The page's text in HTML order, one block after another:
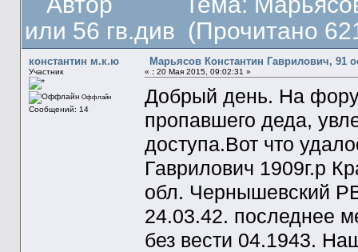
или 56 гв.див (Прочитано
константин м.к.ю
Участник
Оффлайн
Сообщений: 14
Марьясов Константин Гаврилович, 91
« :20 Мая 2015, 09:02:31 »
Добрый день. На
пропавшего деда,
доступа.Вот что
Гаврилович 1909г.р
обл. Чернышевский
24.03.42. последнее
без вести 04.1943.